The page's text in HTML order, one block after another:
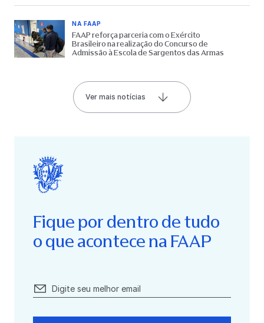
NA FAAP
FAAP reforça parceria com o Exército
Brasileiro na realização do Concurso de
Admissão à Escola de Sargentos das Armas
Ver mais notícias
Fique por dentro de tudo
o que acontece na FAAP